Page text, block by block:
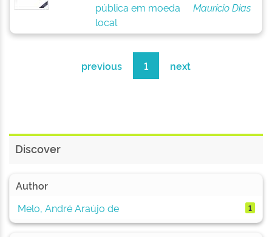
pública em moeda
local
Maurício Dias
previous 1 next
Discover
Author
Melo, André Araújo de
1